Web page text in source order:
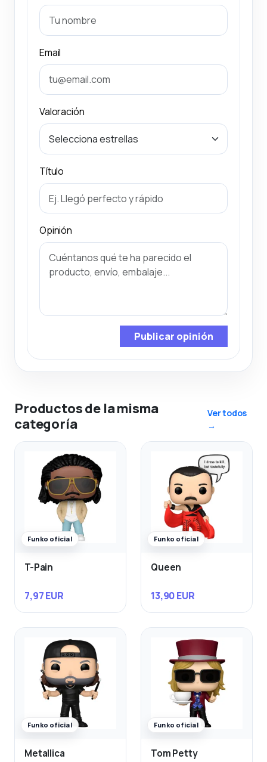
Email
Valoración
Título
Opinión
Publicar opinión
Productos de la misma
categoría
Ver todos
→
Funko oficial
T-Pain
7,97 EUR
Funko oficial
Queen
13,90 EUR
Funko oficial
Metallica
Funko oficial
Tom Petty